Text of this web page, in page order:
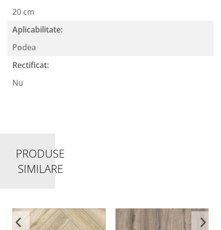
20 cm
Aplicabilitate:
Podea
Rectificat:
Nu
PRODUSE
SIMILARE